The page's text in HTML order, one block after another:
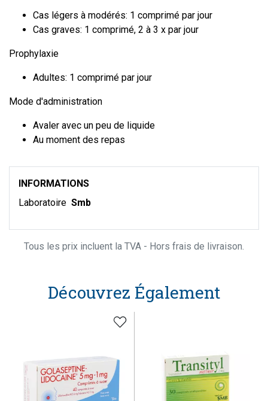
Cas légers à modérés: 1 comprimé par jour
Cas graves: 1 comprimé, 2 à 3 x par jour
Prophylaxie
Adultes: 1 comprimé par jour
Mode d'administration
Avaler avec un peu de liquide
Au moment des repas
INFORMATIONS
Laboratoire Smb
Tous les prix incluent la TVA - Hors frais de livraison.
Découvrez Également